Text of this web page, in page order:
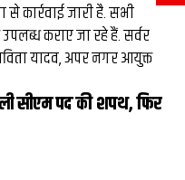
से कार्रवाई जारी है. सभी
कराए जा रहे हैं. सर्वर
यादव, अपर नगर आयुक्त
सीएम पद की शपथ, फिर